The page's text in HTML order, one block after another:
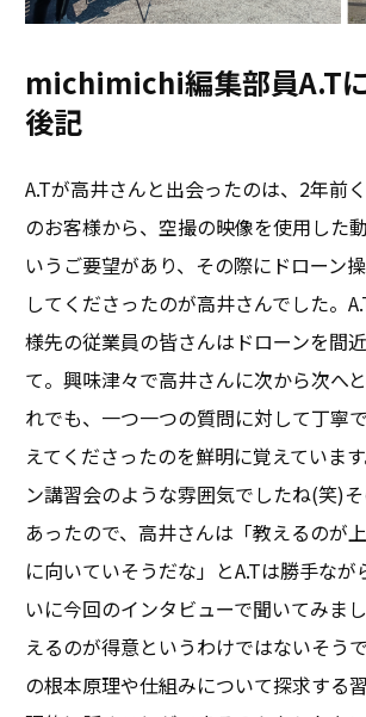
michimichi編集部員A.T
後記
A.Tが高井さんと出会ったのは、2年前
のお客様から、空撮の映像を使用した
いうご要望があり、その際にドローン
してくださったのが高井さんでした。
様先の従業員の皆さんはドローンを間
て。興味津々で高井さんに次から次へ
れでも、一つ一つの質問に対して丁寧
えてくださったのを鮮明に覚えていま
ン講習会のような雰囲気でしたね(笑)
あったので、高井さんは「教えるのが
に向いていそうだな」とA.Tは勝手なが
いに今回のインタビューで聞いてみま
えるのが得意というわけではないそう
の根本原理や仕組みについて探求する